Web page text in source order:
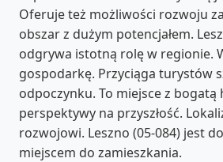
Oferuje też możliwości rozwoju
obszar z dużym potencjałem.
odgrywa istotną rolę w regionie.
gospodarkę. Przyciąga turystów
odpoczynku. To miejsce z bogatą
perspektywy na przyszłość.
rozwojowi. Leszno (05-084) jest
miejscem do zamieszkania.